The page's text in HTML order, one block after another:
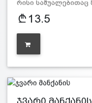
რისი საშუალებითაც
13.5